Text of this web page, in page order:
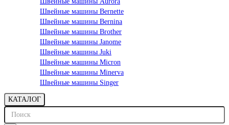
Швейные машины Bernette
Швейные машины Bernina
Швейные машины Brother
Швейные машины Janome
Швейные машины Juki
Швейные машины Micron
Швейные машины Minerva
Швейные машины Singer
КАТАЛОГ